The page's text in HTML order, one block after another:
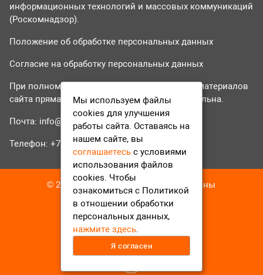
информационных технологий и массовых коммуникаций
(Роскомнадзор).
Положение об обработке персональных данных
Согласие на обработку персональных данных
При полном или частичном использовании материалов
сайта прямая гиперссылка на tvr24.tv обязательна.
Почта: info@tvr24.tv
Телефон: +7 (496) 551-04-95
© 2016-2023 ТВР24 Все права защищены
Мы используем файлы
cookies для улучшения
работы сайта. Оставаясь на
нашем сайте, вы
соглашаетесь с условиями
использования файлов
cookies. Чтобы
ознакомиться с Политикой
в отношении обработки
персональных данных,
нажмите здесь.
Я согласен